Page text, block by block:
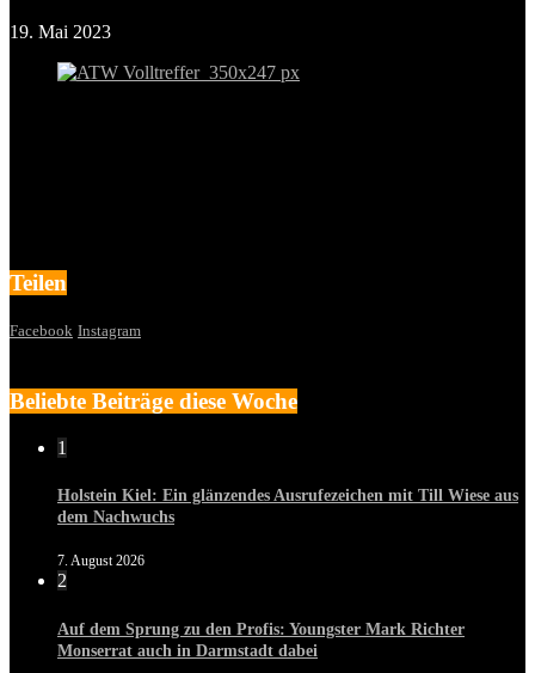
19. Mai 2023
Teilen
Facebook Instagram
Beliebte Beiträge diese Woche
1
Holstein Kiel: Ein glänzendes Ausrufezeichen mit Till Wiese aus
dem Nachwuchs
7. August 2026
2
Auf dem Sprung zu den Profis: Youngster Mark Richter
Monserrat auch in Darmstadt dabei